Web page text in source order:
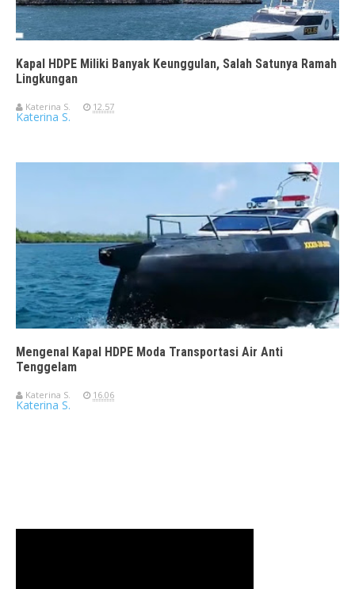
Kapal HDPE Miliki Banyak Keunggulan, Salah Satunya Ramah
Lingkungan
Katerina S. 12.57
Katerina S.
Mengenal Kapal HDPE Moda Transportasi Air Anti
Tenggelam
Katerina S. 16.06
Katerina S.